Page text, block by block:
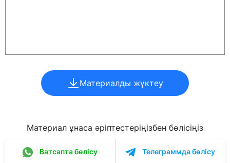
Материалды жүктеу
Материал ұнаса әріптестеріңізбен бөлісіңіз
Ватсапта бөлісу Телеграммда бөлісу